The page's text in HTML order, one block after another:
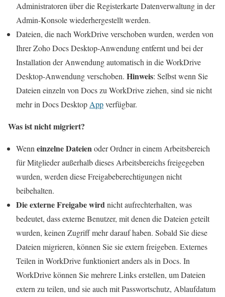
Administratoren über die Registerkarte Datenverwaltung in der
Admin-Konsole wiederhergestellt werden.
Dateien, die nach WorkDrive verschoben wurden, werden von
Ihrer Zoho Docs Desktop-Anwendung entfernt und bei der
Installation der Anwendung automatisch in die WorkDrive
Desktop-Anwendung verschoben. Hinweis: Selbst wenn Sie
Dateien einzeln von Docs zu WorkDrive ziehen, sind sie nicht
mehr in Docs DesktopAppverfügbar.
Was ist nicht migriert?
Wenneinzelne Dateienoder Ordner in einem Arbeitsbereich
für Mitglieder außerhalb dieses Arbeitsbereichs freigegeben
wurden, werden diese Freigabeberechtigungen nicht
beibehalten.
Die externe Freigabe wirdnicht aufrechterhalten, was
bedeutet, dass externe Benutzer, mit denen die Dateien geteilt
wurden, keinen Zugriff mehr darauf haben. Sobald Sie diese
Dateien migrieren, können Sie sie extern freigeben. Externes
Teilen in WorkDrive funktioniert anders als in Docs. In
WorkDrive können Sie mehrere Links erstellen, um Dateien
extern zu teilen, und sie auch mit Passwortschutz, Ablaufdatum